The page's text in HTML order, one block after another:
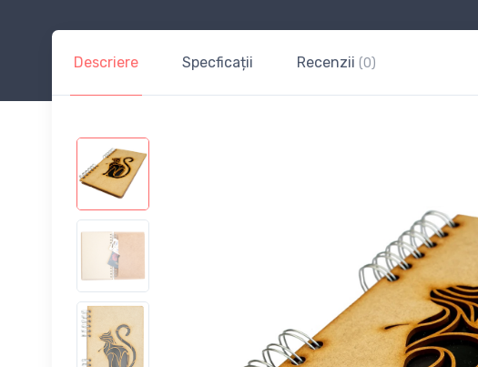
Descriere Specficații Recenzii (0)